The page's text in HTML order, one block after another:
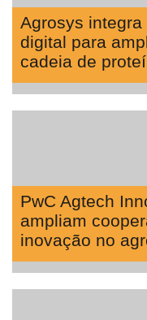
Agrosys
digital para
cadeia de
PwC Agtech
ampliam
inovação no